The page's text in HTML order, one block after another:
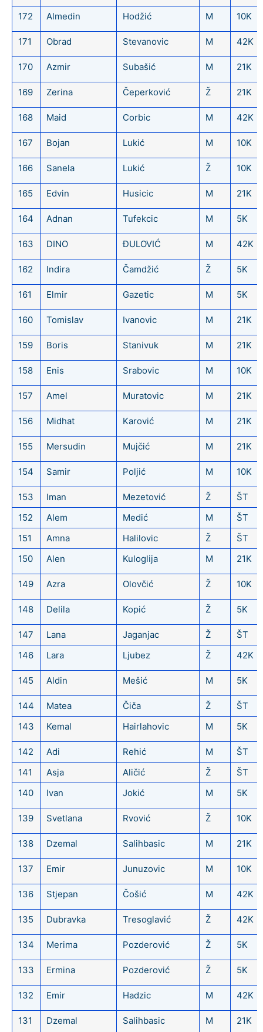
172 Almedin Hodžić M 10K
171 Obrad Stevanovic M 42K
170 Azmir Subašić M 21K
169 Zerina Čeperković Ž 21K
168 Maid Corbic M 42K
167 Bojan Lukić M 10K
166 Sanela Lukić Ž 10K
165 Edvin Husicic M 21K
164 Adnan Tufekcic M 5K
163 DINO ĐULOVIĆ M 42K
162 Indira Čamdžić Ž 5K
161 Elmir Gazetic M 5K
160 Tomislav Ivanovic M 21K
159 Boris Stanivuk M 21K
158 Enis Srabovic M 10K
157 Amel Muratovic M 21K
156 Midhat Karović M 21K
155 Mersudin Mujčić M 21K
154 Samir Poljić M 10K
153 Iman Mezetović Ž
ŠT
152
Alem Medić M
ŠT
151
Amna Halilovic Ž
ŠT
150
Alen Kuloglija M 21K
149 Azra Olovčić Ž 10K
148 Delila Kopić Ž 5K
147 Lana Jaganjac Ž
ŠT
146
Lara Ljubez Ž 42K
145 Aldin Mešić M 5K
144 Matea Čiča Ž
ŠT
143
Kemal Hairlahovic M 5K
142 Adi Rehić M
ŠT
141
Asja Aličić Ž
ŠT
140
Ivan Jokić M 5K
139 Svetlana Rvović Ž 10K
138 Dzemal Salihbasic M 21K
137 Emir Junuzovic M 10K
136 Stjepan Čošić M 42K
135 Dubravka Tresoglavić Ž 42K
134 Merima Pozderović Ž 5K
133 Ermina Pozderović Ž 5K
132 Emir Hadzic M 42K
131 Dzemal Salihbasic M 21K